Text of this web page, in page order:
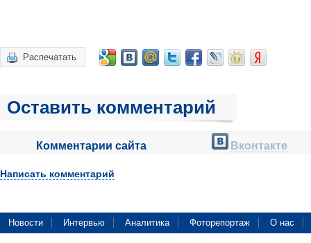
Распечатать
Оставить комментарий
Комментарии сайта Вконтакте
Написать комментарий
Новости Интервью Аналитика Фоторепортаж О нас